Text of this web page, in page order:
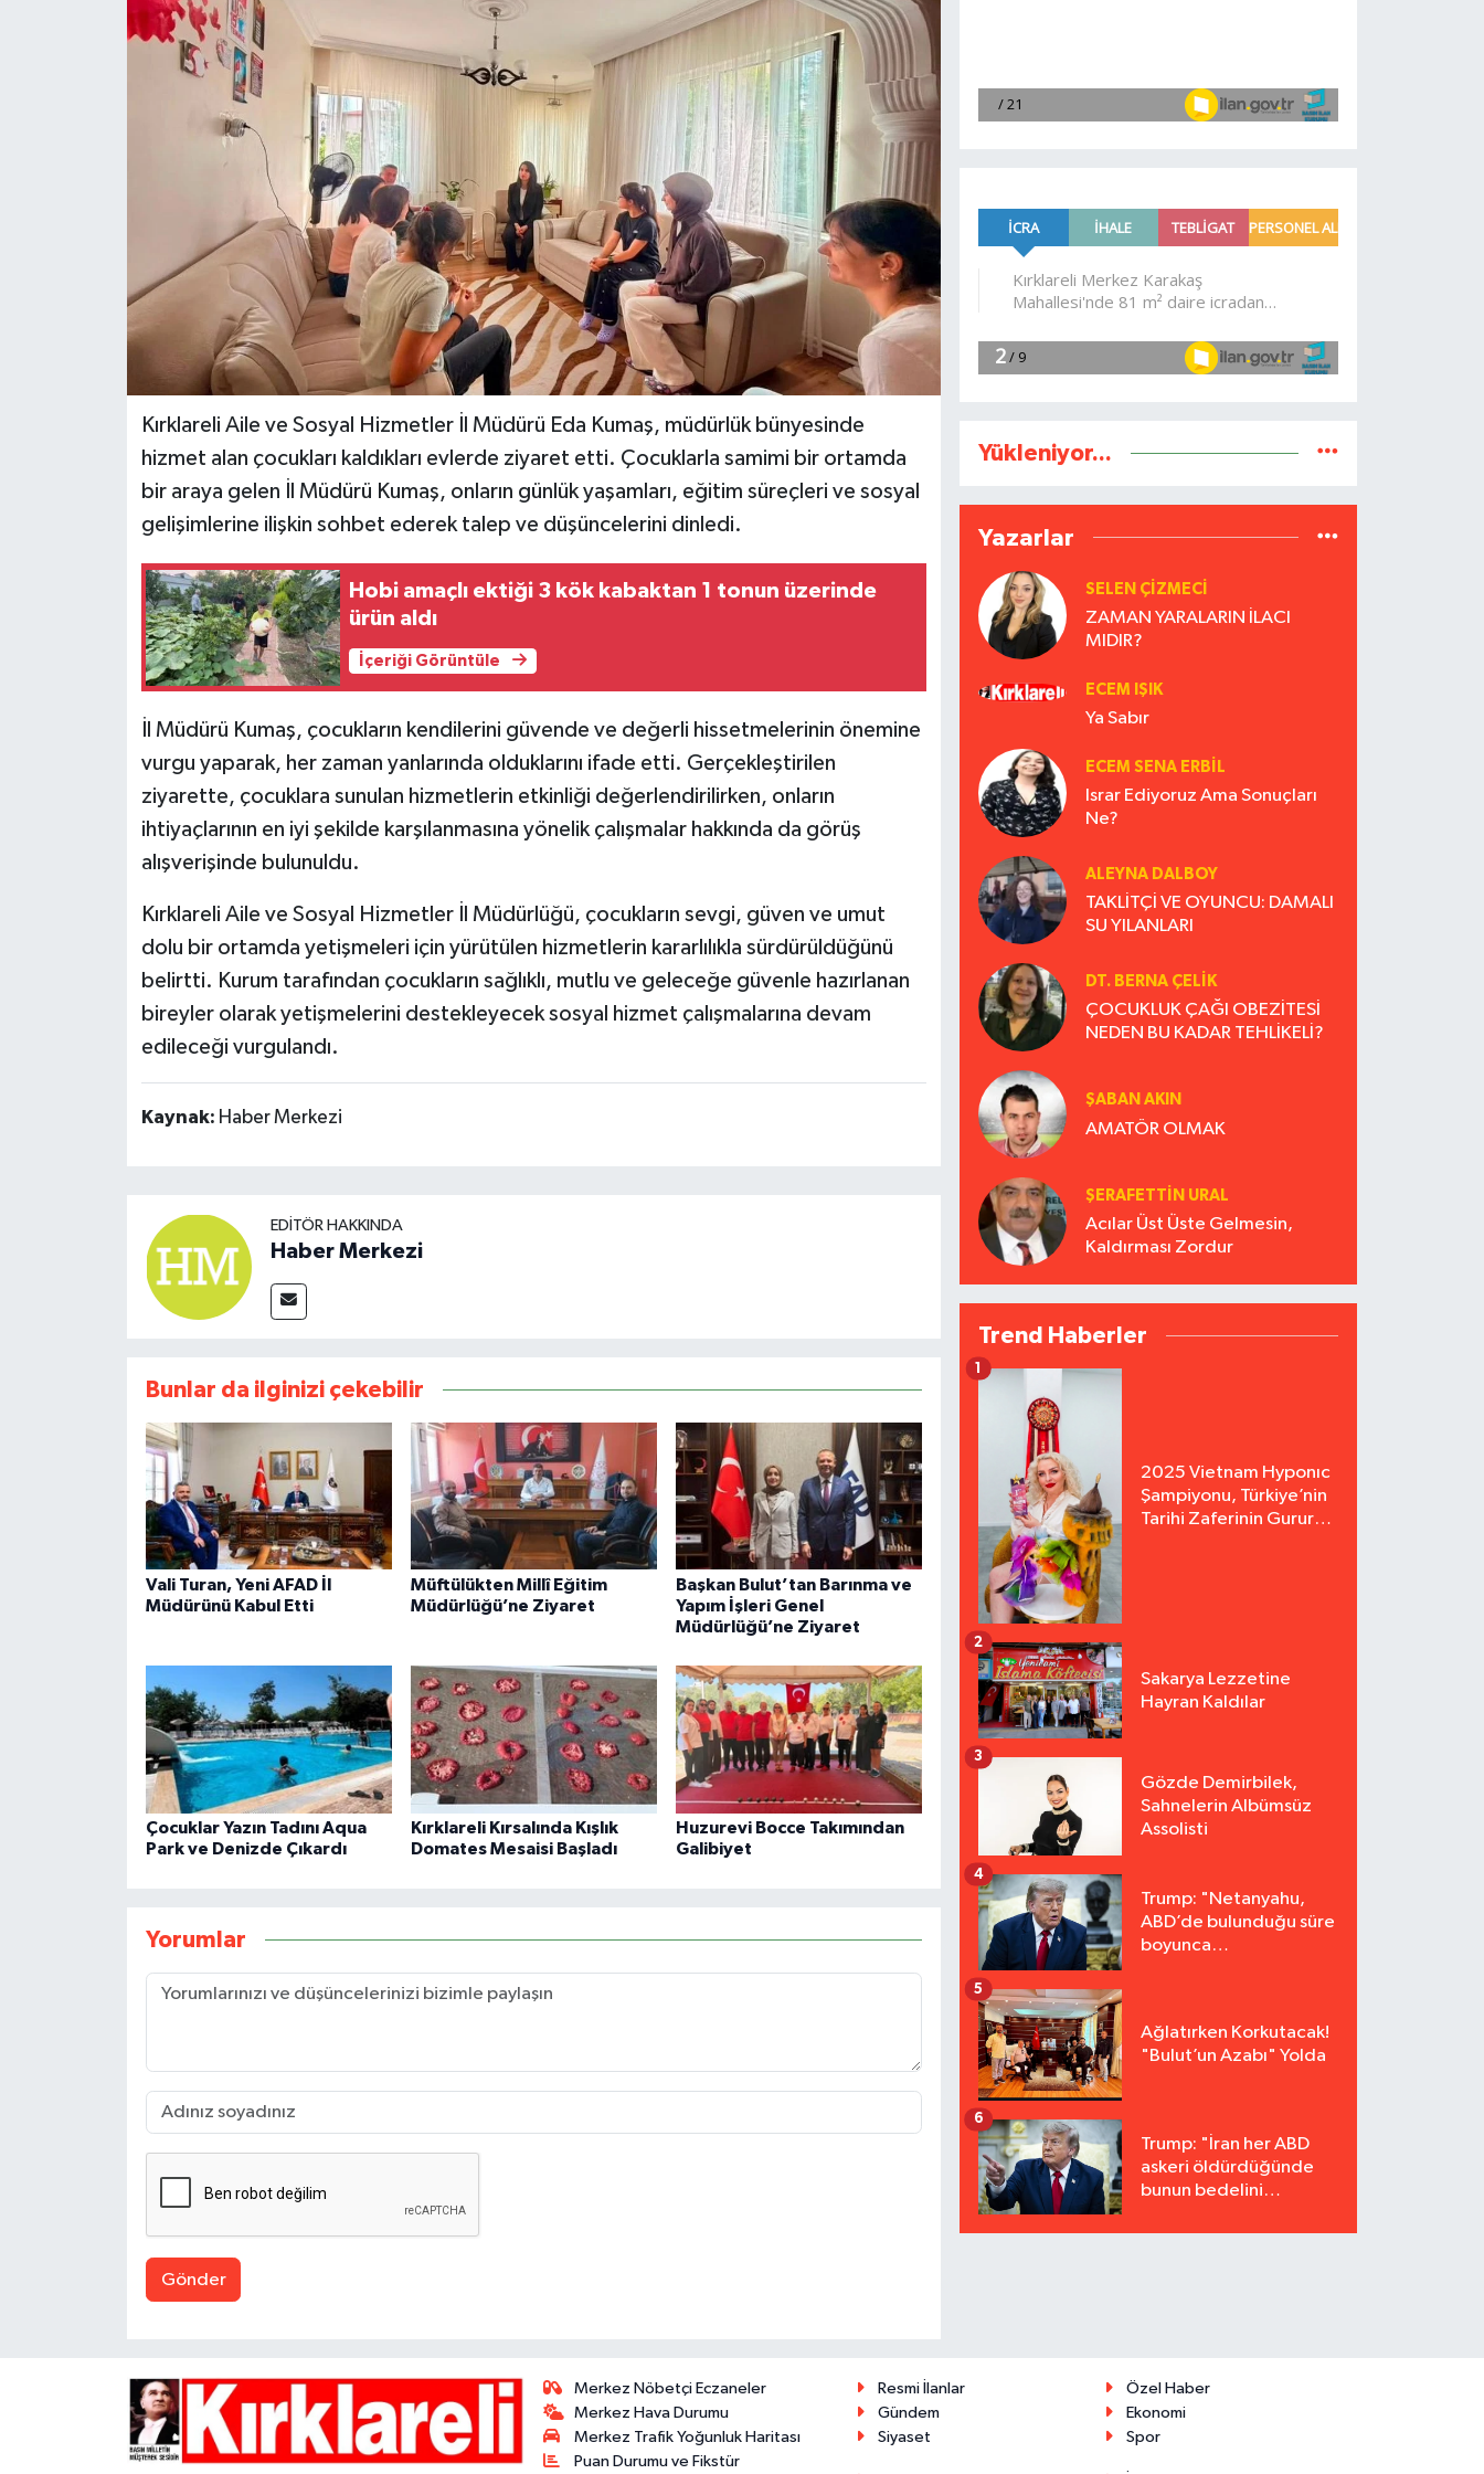
Kırklareli Aile ve Sosyal Hizmetler İl Müdürü Eda Kumaş, müdürlük bünyesinde
hizmet alan çocukları kaldıkları evlerde ziyaret etti. Çocuklarla samimi bir ortamda
bir araya gelen İl Müdürü Kumaş, onların günlük yaşamları, eğitim süreçleri ve sosyal
gelişimlerine ilişkin sohbet ederek talep ve düşüncelerini dinledi.
Hobi amaçlı ektiği 3 kök kabaktan 1 tonun üzerinde
ürün aldı
İçeriği Görüntüle
İl Müdürü Kumaş, çocukların kendilerini güvende ve değerli hissetmelerinin önemine
vurgu yaparak, her zaman yanlarında olduklarını ifade etti. Gerçekleştirilen
ziyarette, çocuklara sunulan hizmetlerin etkinliği değerlendirilirken, onların
ihtiyaçlarının en iyi şekilde karşılanmasına yönelik çalışmalar hakkında da görüş
alışverişinde bulunuldu.
Kırklareli Aile ve Sosyal Hizmetler İl Müdürlüğü, çocukların sevgi, güven ve umut
dolu bir ortamda yetişmeleri için yürütülen hizmetlerin kararlılıkla sürdürüldüğünü
belirtti. Kurum tarafından çocukların sağlıklı, mutlu ve geleceğe güvenle hazırlanan
bireyler olarak yetişmelerini destekleyecek sosyal hizmet çalışmalarına devam
edileceği vurgulandı.
Kaynak: Haber Merkezi
EDITÖR HAKKINDA
Haber Merkezi
Bunlar da ilginizi çekebilir
Vali Turan, Yeni AFAD İl
Müdürünü Kabul Etti
Müftülükten Millî Eğitim
Müdürlüğü’ne Ziyaret
Başkan Bulut’tan Barınma ve
Yapım İşleri Genel
Müdürlüğü’ne Ziyaret
Çocuklar Yazın Tadını Aqua
Park ve Denizde Çıkardı
Kırklareli Kırsalında Kışlık
Domates Mesaisi Başladı
Huzurevi Bocce Takımından
Galibiyet
Yorumlar
Gönder
Yükleniyor...
Yazarlar
SELEN ÇİZMECİ
ZAMAN YARALARIN İLACI
MIDIR?
ECEM IŞIK
Ya Sabır
ECEM SENA ERBIL
Israr Ediyoruz Ama Sonuçları
Ne?
ALEYNA DALBOY
TAKLİTÇİ VE OYUNCU: DAMALI
SU YILANLARI
DT. BERNA ÇELIK
ÇOCUKLUK ÇAĞI OBEZİTESİ
NEDEN BU KADAR TEHLİKELİ?
ŞABAN AKIN
AMATÖR OLMAK
ŞERAFETTIN URAL
Acılar Üst Üste Gelmesin,
Kaldırması Zordur
Trend Haberler
2025 Vietnam Hyponıc
Şampiyonu, Türkiye’nin
Tarihi Zaferinin Gururu
1
Sakarya Lezzetine
Hayran Kaldılar
2
Gözde Demirbilek,
Sahnelerin Albümsüz
Assolisti
3
Trump: "Netanyahu,
ABD’de bulunduğu süre
boyunca
4
Ağlatırken Korkutacak!
"Bulut’un Azabı" Yolda
5
Trump: "İran her ABD
askeri öldürdüğünde
bunun bedelini
6
Merkez Nöbetçi Eczaneler
Merkez Hava Durumu
Merkez Trafik Yoğunluk Haritası
Puan Durumu ve Fikstür
Resmi İlanlar
Özel Haber
Gündem
Ekonomi
Siyaset
Spor